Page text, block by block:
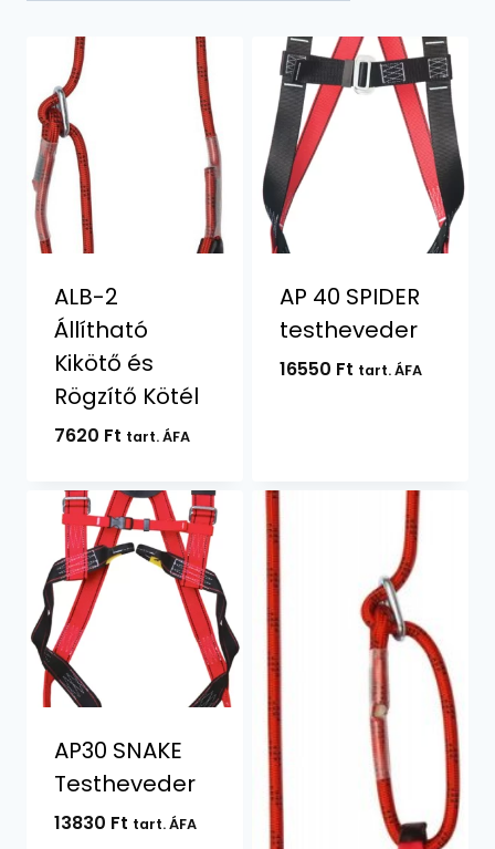
ALB-2
Állítható
Kikötő és
Rögzítő Kötél
7620 Ft tart. ÁFA
AP 40 SPIDER
testheveder
16550 Ft tart. ÁFA
AP30 SNAKE
Testheveder
13830 Ft tart. ÁFA